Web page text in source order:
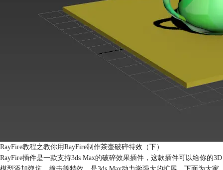
RayFire教程之教你用RayFire制作茶壶破碎特效（下）
RayFire插件是一款支持3ds Max的破碎效果插件，这款插件可以给你的3D